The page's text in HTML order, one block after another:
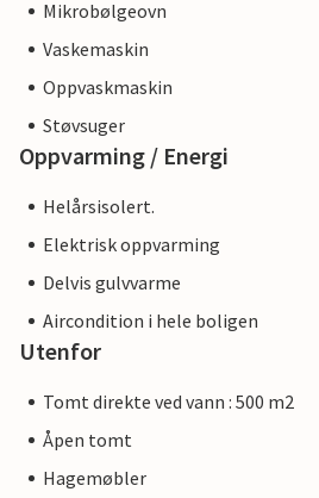
Mikrobølgeovn
Vaskemaskin
Oppvaskmaskin
Støvsuger
Oppvarming / Energi
Helårsisolert.
Elektrisk oppvarming
Delvis gulvvarme
Aircondition i hele boligen
Utenfor
Tomt direkte ved vann : 500 m2
Åpen tomt
Hagemøbler